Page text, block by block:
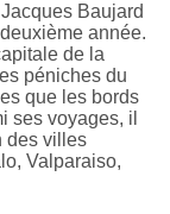
Baujard
année.
de la
péniches du
que les bords
ses voyages, il
des villes
Valparaiso,